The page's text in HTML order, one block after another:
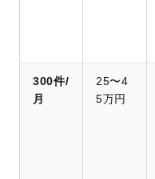
300件/
月
25〜4
5万円